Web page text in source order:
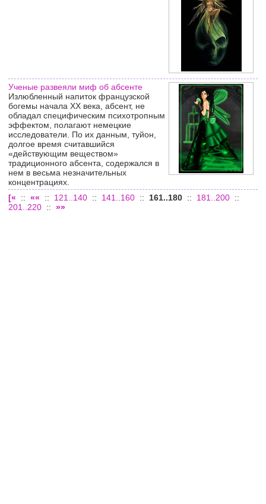
Ученые развеяли миф об абсенте
Излюбленный напиток французской
богемы начала XX века, абсент, не
обладал специфическим психотропным
эффектом, полагают немецкие
исследователи. По их данным, туйон,
долгое время считавшийся
«действующим веществом»
традиционного абсента, содержался в
нем в весьма незначительных
концентрациях.
[« :: «« :: 121..140 :: 141..160 :: 161..180 :: 181..200 ::
201..220 :: »»